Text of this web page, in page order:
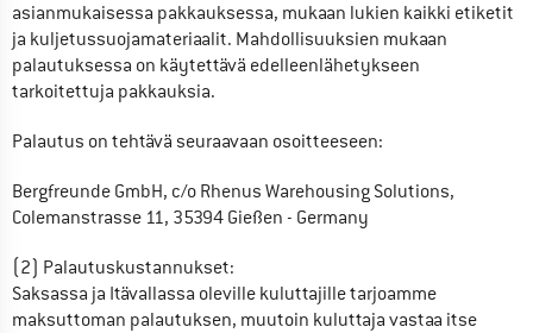
asianmukaisessa pakkauksessa, mukaan lukien kaikki etiketit
ja kuljetussuojamateriaalit. Mahdollisuuksien mukaan
palautuksessa on käytettävä edelleenlähetykseen
tarkoitettuja pakkauksia.
Palautus on tehtävä seuraavaan osoitteeseen:
Bergfreunde GmbH, c/o Rhenus Warehousing Solutions,
Colemanstrasse 11, 35394 Gießen - Germany
(2) Palautuskustannukset:
Saksassa ja Itävallassa oleville kuluttajille tarjoamme
maksuttoman palautuksen, muutoin kuluttaja vastaa itse